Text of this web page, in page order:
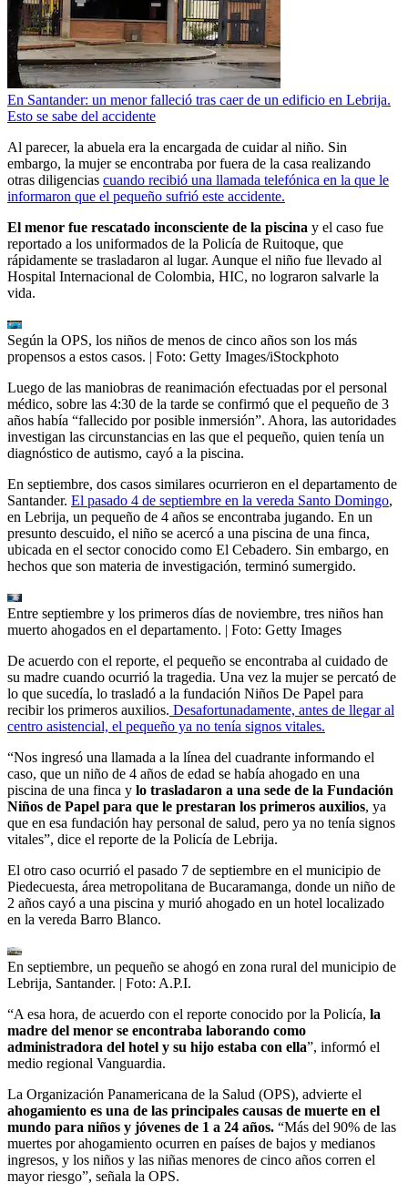
En Santander: un menor falleció tras caer de un edificio en Lebrija.
Esto se sabe del accidente
Al parecer, la abuela era la encargada de cuidar al niño. Sin
embargo, la mujer se encontraba por fuera de la casa realizando
otras diligencias cuando recibió una llamada telefónica en la que le
informaron que el pequeño sufrió este accidente.
El menor fue rescatado inconsciente de la piscina y el caso fue
reportado a los uniformados de la Policía de Ruitoque, que
rápidamente se trasladaron al lugar. Aunque el niño fue llevado al
Hospital Internacional de Colombia, HIC, no lograron salvarle la
vida.
Según la OPS, los niños de menos de cinco años son los más
propensos a estos casos. | Foto: Getty Images/iStockphoto
Luego de las maniobras de reanimación efectuadas por el personal
médico, sobre las 4:30 de la tarde se confirmó que el pequeño de 3
años había “fallecido por posible inmersión”. Ahora, las autoridades
investigan las circunstancias en las que el pequeño, quien tenía un
diagnóstico de autismo, cayó a la piscina.
En septiembre, dos casos similares ocurrieron en el departamento de
Santander. El pasado 4 de septiembre en la vereda Santo Domingo,
en Lebrija, un pequeño de 4 años se encontraba jugando. En un
presunto descuido, el niño se acercó a una piscina de una finca,
ubicada en el sector conocido como El Cebadero. Sin embargo, en
hechos que son materia de investigación, terminó sumergido.
Entre septiembre y los primeros días de noviembre, tres niños han
muerto ahogados en el departamento. | Foto: Getty Images
De acuerdo con el reporte, el pequeño se encontraba al cuidado de
su madre cuando ocurrió la tragedia. Una vez la mujer se percató de
lo que sucedía, lo trasladó a la fundación Niños De Papel para
recibir los primeros auxilios. Desafortunadamente, antes de llegar al
centro asistencial, el pequeño ya no tenía signos vitales.
“Nos ingresó una llamada a la línea del cuadrante informando el
caso, que un niño de 4 años de edad se había ahogado en una
piscina de una finca y lo trasladaron a una sede de la Fundación
Niños de Papel para que le prestaran los primeros auxilios, ya
que en esa fundación hay personal de salud, pero ya no tenía signos
vitales”, dice el reporte de la Policía de Lebrija.
El otro caso ocurrió el pasado 7 de septiembre en el municipio de
Piedecuesta, área metropolitana de Bucaramanga, donde un niño de
2 años cayó a una piscina y murió ahogado en un hotel localizado
en la vereda Barro Blanco.
En septiembre, un pequeño se ahogó en zona rural del municipio de
Lebrija, Santander. | Foto: A.P.I.
“A esa hora, de acuerdo con el reporte conocido por la Policía, la
madre del menor se encontraba laborando como
administradora del hotel y su hijo estaba con ella”, informó el
medio regional Vanguardia.
La Organización Panamericana de la Salud (OPS), advierte el
ahogamiento es una de las principales causas de muerte en el
mundo para niños y jóvenes de 1 a 24 años. “Más del 90% de las
muertes por ahogamiento ocurren en países de bajos y medianos
ingresos, y los niños y las niñas menores de cinco años corren el
mayor riesgo”, señala la OPS.